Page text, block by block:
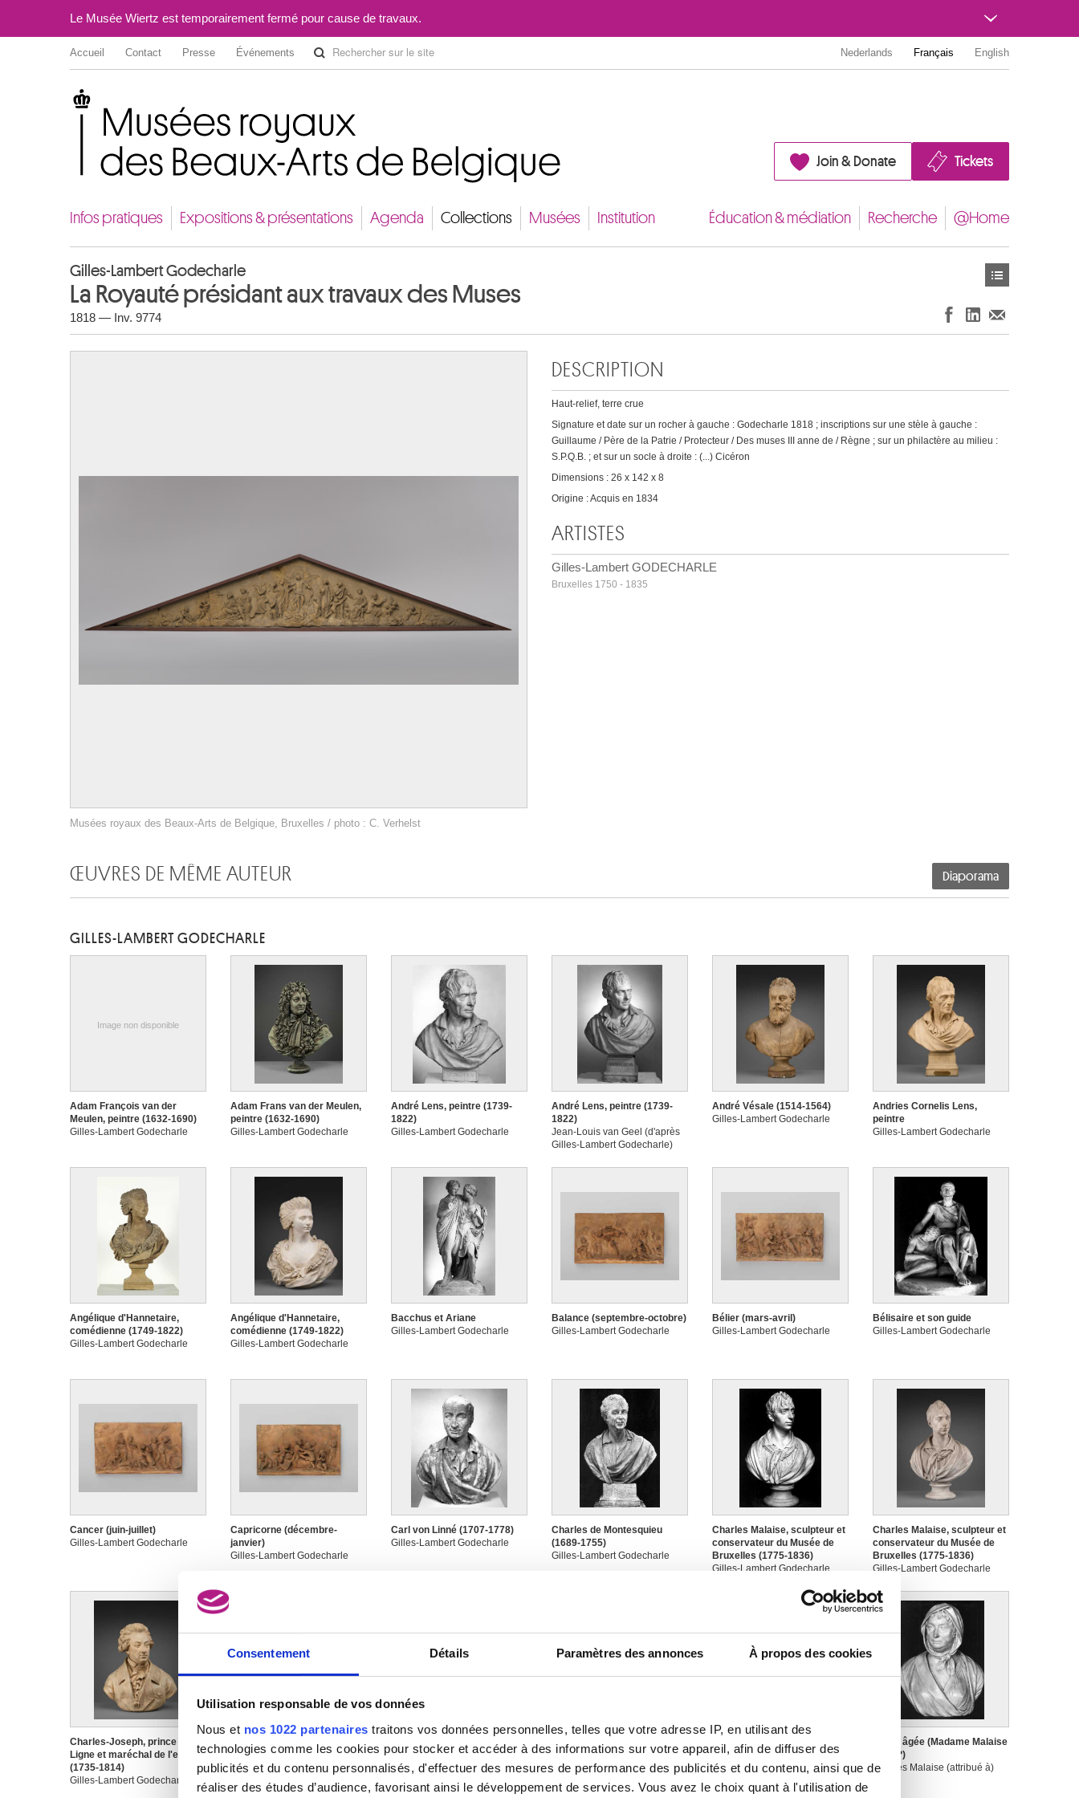
Consentement Détails Paramètres des annonces À propos des cookies
Utilisation responsable de vos données
Nous et nos 1022 partenaires traitons vos données personnelles, telles que votre adresse IP, en utilisant des
technologies comme les cookies pour stocker et accéder à des informations sur votre appareil, afin de diffuser des
publicités et du contenu personnalisés, d'effectuer des mesures de performance des publicités et du contenu, ainsi que de
réaliser des études d’audience, favorisant ainsi le développement de services. Vous avez le choix quant à l'utilisation de
Le Musée Wiertz est temporairement fermé pour cause de travaux.
Accueil Contact Presse Événements Nederlands Français English
Join & Donate Tickets
Infos pratiques Expositions & présentations Agenda Collections Musées Institution Éducation & médiation Recherche @Home
Gilles-Lambert Godecharle
La Royauté présidant aux travaux des Muses
1818 — Inv. 9774
Musées royaux des Beaux-Arts de Belgique, Bruxelles / photo : C. Verhelst
DESCRIPTION
Haut-relief, terre crue
Signature et date sur un rocher à gauche : Godecharle 1818 ; inscriptions sur une stèle à gauche :
Guillaume / Père de la Patrie / Protecteur / Des muses III anne de / Règne ; sur un philactère au milieu :
S.P.Q.B. ; et sur un socle à droite : (...) Cicéron
Dimensions : 26 x 142 x 8
Origine : Acquis en 1834
ARTISTES
Gilles-Lambert GODECHARLE
Bruxelles 1750 - 1835
ŒUVRES DE MÊME AUTEUR Diaporama
GILLES-LAMBERT GODECHARLE
Image non disponible
Adam François van der
Meulen, peintre (1632-1690)
Gilles-Lambert Godecharle
Adam Frans van der Meulen,
peintre (1632-1690)
Gilles-Lambert Godecharle
André Lens, peintre (1739-
1822)
Gilles-Lambert Godecharle
André Lens, peintre (1739-
1822)
Jean-Louis van Geel (d'après
Gilles-Lambert Godecharle)
André Vésale (1514-1564)
Gilles-Lambert Godecharle
Andries Cornelis Lens,
peintre
Gilles-Lambert Godecharle
Angélique d'Hannetaire,
comédienne (1749-1822)
Gilles-Lambert Godecharle
Angélique d'Hannetaire,
comédienne (1749-1822)
Gilles-Lambert Godecharle
Bacchus et Ariane
Gilles-Lambert Godecharle
Balance (septembre-octobre)
Gilles-Lambert Godecharle
Bélier (mars-avril)
Gilles-Lambert Godecharle
Bélisaire et son guide
Gilles-Lambert Godecharle
Cancer (juin-juillet)
Gilles-Lambert Godecharle
Capricorne (décembre-
janvier)
Gilles-Lambert Godecharle
Carl von Linné (1707-1778)
Gilles-Lambert Godecharle
Charles de Montesquieu
(1689-1755)
Gilles-Lambert Godecharle
Charles Malaise, sculpteur et
conservateur du Musée de
Bruxelles (1775-1836)
Gilles-Lambert Godecharle
Charles Malaise, sculpteur et
conservateur du Musée de
Bruxelles (1775-1836)
Gilles-Lambert Godecharle
Charles-Joseph, prince de
Ligne et maréchal de l'empire
(1735-1814)
Gilles-Lambert Godecharle
Charles-Joseph, prince de
Ligne et maréchal de l'empire
(1735-1814)
Gilles-Lambert Godecharle
Charles-Joseph, prince de
Ligne et maréchal de l'empire
(1735-1814)
Gilles-Lambert Godecharle
Christoph-Martin Wieland
(1733-1813)
Gilles-Lambert Godecharle
Cicéron (106-43)
Gilles-Lambert Godecharle
Dame âgée (Madame Malaise
mère?)
Charles Malaise (attribué à)